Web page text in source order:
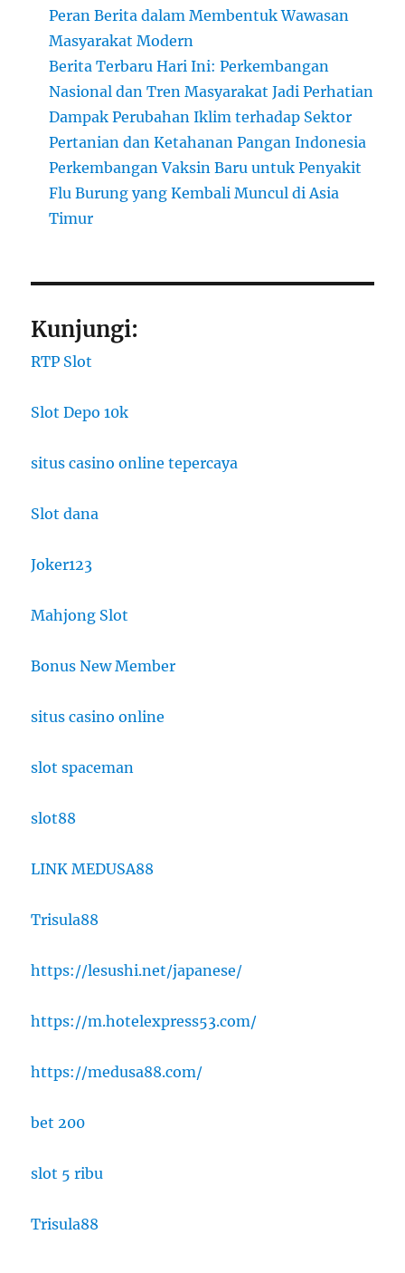
Peran Berita dalam Membentuk Wawasan
Masyarakat Modern
Berita Terbaru Hari Ini: Perkembangan
Nasional dan Tren Masyarakat Jadi Perhatian
Dampak Perubahan Iklim terhadap Sektor
Pertanian dan Ketahanan Pangan Indonesia
Perkembangan Vaksin Baru untuk Penyakit
Flu Burung yang Kembali Muncul di Asia
Timur
Kunjungi:
RTP Slot
Slot Depo 10k
situs casino online tepercaya
Slot dana
Joker123
Mahjong Slot
Bonus New Member
situs casino online
slot spaceman
slot88
LINK MEDUSA88
Trisula88
https://lesushi.net/japanese/
https://m.hotelexpress53.com/
https://medusa88.com/
bet 200
slot 5 ribu
Trisula88